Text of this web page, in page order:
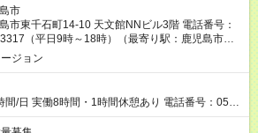
は別途支給いたします。（最大20,000円／月）
用期間あり 試用期間の長さ：3ヶ月 ※ 雇用形態
用時と異なる部分があります。 雇用形態：本採
。 給与：月給 187,000円以上 上記額にはみなし
す。※超過分は全額支給いたします。 みなし残
月 みなし残業時間 8時間／月
市
市東千石町14-10 天文館NNビル3階 電話番号：
（平日9時～18時）（最寄り駅：鹿児島市電
通駅）
ジョン
間/日 実働8時間・1時間休憩あり 電話番号：050-
日9時～18時）